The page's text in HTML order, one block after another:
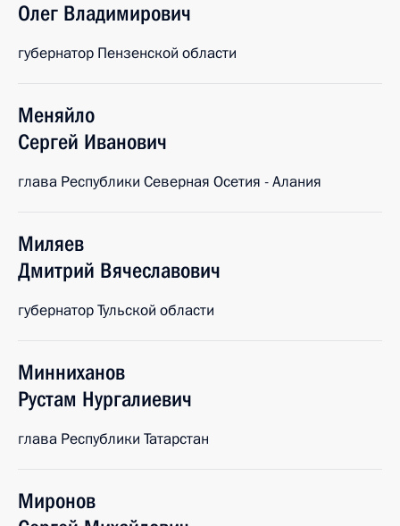
Олег Владимирович
губернатор Пензенской области
Меняйло
Сергей Иванович
глава Республики Северная Осетия - Алания
Миляев
Дмитрий Вячеславович
губернатор Тульской области
Минниханов
Рустам Нургалиевич
глава Республики Татарстан
Миронов